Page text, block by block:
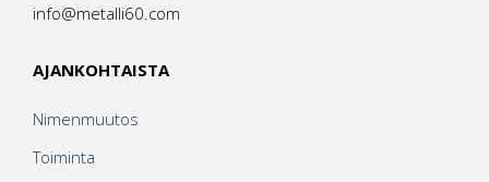
info@metalli60.com
AJANKOHTAISTA
Nimenmuutos
Toiminta